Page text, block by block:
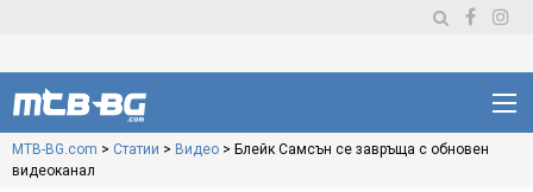
MTB-BG.com > Статии > Видео > Блейк Самсън се завръща с обновен
видеоканал